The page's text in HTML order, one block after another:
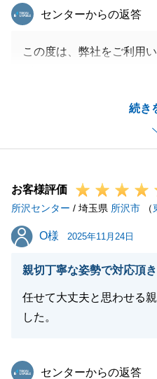
続き
東急リバブル
センターからの返答
この度は、弊社をご利用
手続きが進みまして、大
今後もご不明点等ござい
し付けくださいませ。
お客様評価
所沢センター / 埼玉県 所沢市 （
O様
O様 2025年11月24日
親切丁寧な姿勢で対応頂
任せて大丈夫と思わせる
した。
東急リバブル
センターからの返答